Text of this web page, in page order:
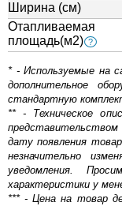
Ширина (см)
Отапливаемая
площадь(м2) ?
* - Используемые на
дополнительное
стандартную
** - Техническое
дату появления
незначительно
уведомления.
характеристики у
*** - Цена на товар